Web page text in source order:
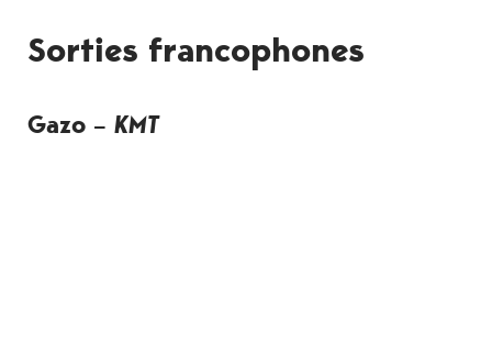
Sorties francophones
Gazo – KMT